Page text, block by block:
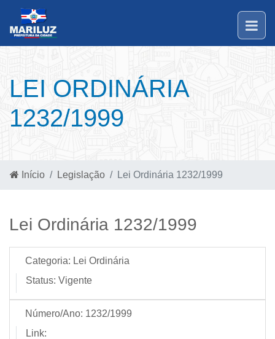
LEI ORDINÁRIA
1232/1999
Início Legislação Lei Ordinária 1232/1999
Lei Ordinária 1232/1999
Categoria: Lei Ordinária
Status: Vigente
Número/Ano: 1232/1999
Link: